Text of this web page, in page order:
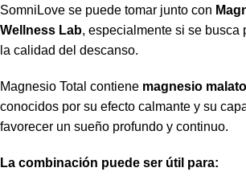
SomniLove se puede tomar junto con
Wellness Lab, especialmente si se busca
la calidad del descanso.
Magnesio Total contiene magnesio
conocidos por su efecto calmante y su
favorecer un sueño profundo y continuo.
La combinación puede ser útil para: